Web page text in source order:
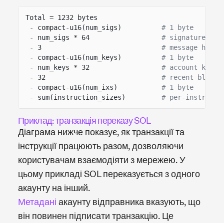
Total = 1232 bytes
- compact-u16(num_sigs)
# 1 byte
- num_sigs * 64
# signature
- 3
# message
- compact-u16(num_keys)
# 1 byte
- num_keys * 32
# account key
- 32
# recent
- compact-u16(num_ixs)
# 1 byte
- sum(instruction_sizes)
# per-
Приклад: транзакція переказу SOL
Діаграма нижче показує, як транзакції та
інструкції працюють разом, дозволяючи
користувачам взаємодіяти з мережею. У
цьому прикладі SOL переказується з одного
акаунту на інший.
Метадані акаунту відправника вказують, що
він повинен підписати транзакцію. Це